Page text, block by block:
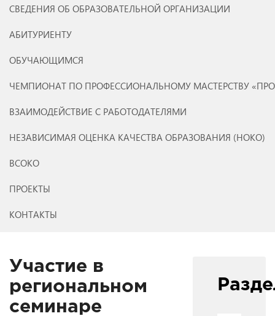
СВЕДЕНИЯ ОБ ОБРАЗОВАТЕЛЬНОЙ ОРГАНИЗАЦИИ
АБИТУРИЕНТУ
ОБУЧАЮЩИМСЯ
ЧЕМПИОНАТ ПО ПРОФЕССИОНАЛЬНОМУ МАСТЕРСТВУ
ВЗАИМОДЕЙСТВИЕ С РАБОТОДАТЕЛЯМИ
НЕЗАВИСИМАЯ ОЦЕНКА КАЧЕСТВА ОБРАЗОВАНИЯ (НОКО)
ВСОКО
ПРОЕКТЫ
КОНТАКТЫ
Участие в
региональном
семинаре